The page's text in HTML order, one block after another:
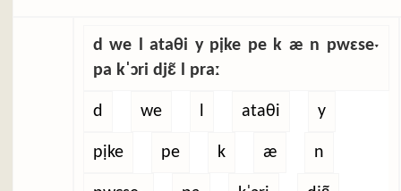
d we l ataθi y pịke pe k æ n pwɛseˑ
pa kˈɔri djɛ̃ l praː
d we ataθi y
pịke pe k æ n